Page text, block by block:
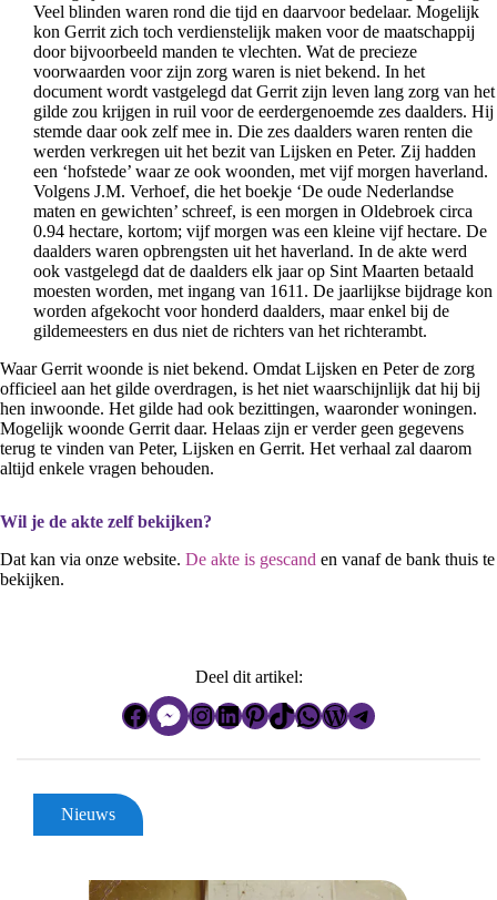
Veel blinden waren rond die tijd en daarvoor bedelaar. Mogelijk
kon Gerrit zich toch verdienstelijk maken voor de maatschappij
door bijvoorbeeld manden te vlechten. Wat de precieze
voorwaarden voor zijn zorg waren is niet bekend. In het
document wordt vastgelegd dat Gerrit zijn leven lang zorg van het
gilde zou krijgen in ruil voor de eerdergenoemde zes daalders. Hij
stemde daar ook zelf mee in. Die zes daalders waren renten die
werden verkregen uit het bezit van Lijsken en Peter. Zij hadden
een ‘hofstede’ waar ze ook woonden, met vijf morgen haverland.
Volgens J.M. Verhoef, die het boekje ‘De oude Nederlandse
maten en gewichten’ schreef, is een morgen in Oldebroek circa
0.94 hectare, kortom; vijf morgen was een kleine vijf hectare. De
daalders waren opbrengsten uit het haverland. In de akte werd
ook vastgelegd dat de daalders elk jaar op Sint Maarten betaald
moesten worden, met ingang van 1611. De jaarlijkse bijdrage kon
worden afgekocht voor honderd daalders, maar enkel bij de
gildemeesters en dus niet de richters van het richterambt.
Waar Gerrit woonde is niet bekend. Omdat Lijsken en Peter de zorg
officieel aan het gilde overdragen, is het niet waarschijnlijk dat hij bij
hen inwoonde. Het gilde had ook bezittingen, waaronder woningen.
Mogelijk woonde Gerrit daar. Helaas zijn er verder geen gegevens
terug te vinden van Peter, Lijsken en Gerrit. Het verhaal zal daarom
altijd enkele vragen behouden.
Wil je de akte zelf bekijken?
Dat kan via onze website. De akte is gescand en vanaf de bank thuis te
bekijken.
Deel dit artikel:
FacebookInstagram
LinkedIn
Pinterest
TikTok
WhatsApp
WordPress
Telegram
Nieuws